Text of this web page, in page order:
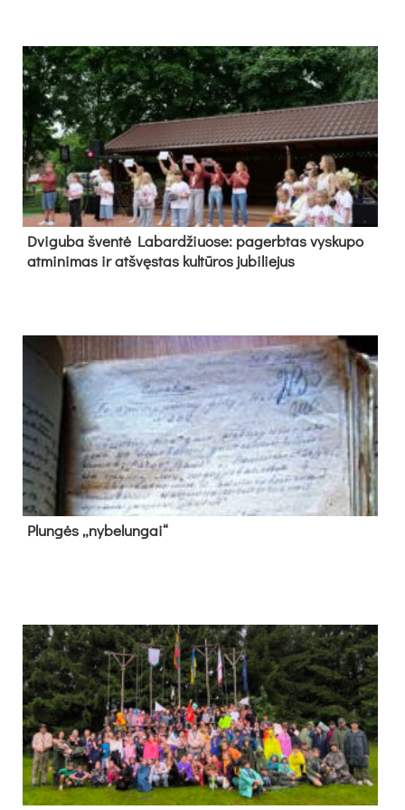
Dvi­gu­ba šven­tė La­bar­džiuo­se: pa­gerb­tas vys­ku­po
at­mi­ni­mas ir at­švęs­tas kul­tū­ros ju­bi­lie­jus
Plun­gės „ny­be­lun­gai“